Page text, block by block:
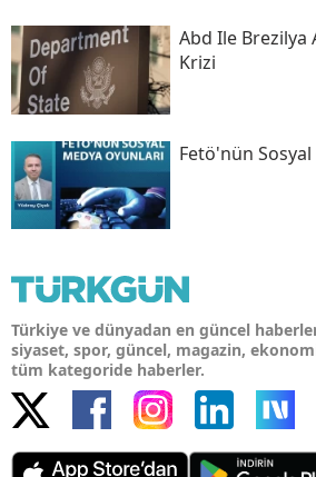
Abd Ile Brezilya
Krizi
Fetö'nün
Türkiye ve dünyadan en güncel
siyaset, spor, güncel, magazin,
tüm kategoride haberler.